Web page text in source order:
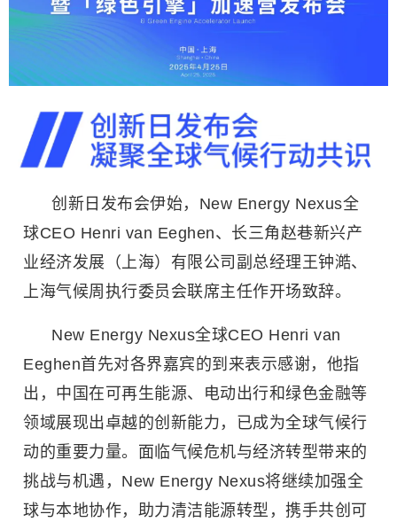
创新日发布会伊始，New Energy Nexus全
球CEO Henri van Eeghen、长三角赵巷新兴产
业经济发展（上海）有限公司副总经理王钟澔、
上海气候周执行委员会联席主任作开场致辞。
New Energy Nexus全球CEO Henri van
Eeghen首先对各界嘉宾的到来表示感谢，他指
出，中国在可再生能源、电动出行和绿色金融等
领域展现出卓越的创新能力，已成为全球气候行
动的重要力量。面临气候危机与经济转型带来的
挑战与机遇，New Energy Nexus将继续加强全
球与本地协作，助力清洁能源转型，携手共创可